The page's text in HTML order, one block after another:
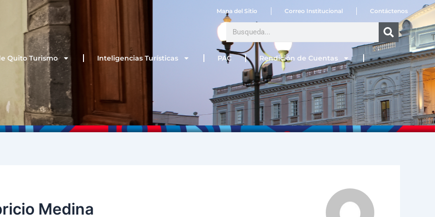
Mapa del Sitio Correo Institucional Contáctenos
Quito Turismo Inteligencias Turísticas PAC Rendición de Cuentas
Medina